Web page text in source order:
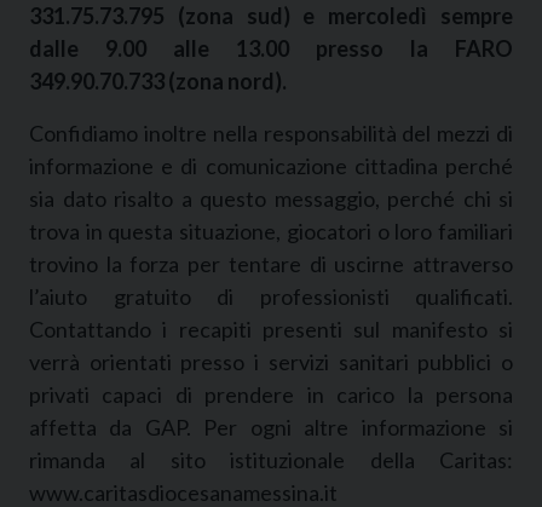
331.75.73.795 (zona sud) e mercoledì sempre
dalle 9.00 alle 13.00 presso la FARO
349.90.70.733 (zona nord).
Confidiamo inoltre nella responsabilità del mezzi di
informazione e di comunicazione cittadina perché
sia dato risalto a questo messaggio, perché chi si
trova in questa situazione, giocatori o loro familiari
trovino la forza per tentare di uscirne attraverso
l’aiuto gratuito di professionisti qualificati.
Contattando i recapiti presenti sul manifesto si
verrà orientati presso i servizi sanitari pubblici o
privati capaci di prendere in carico la persona
affetta da GAP. Per ogni altre informazione si
rimanda al sito istituzionale della Caritas:
www.caritasdiocesanamessina.it